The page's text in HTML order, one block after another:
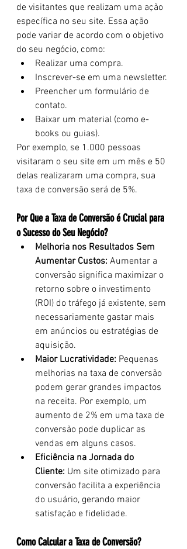
de visitantes que realizam uma ação
específica no seu site. Essa ação
pode variar de acordo com o objetivo
do seu negócio, como:
Realizar uma compra.
Inscrever-se em uma newsletter.
Preencher um formulário de
contato.
Baixar um material (como e-
books ou guias).
Por exemplo, se 1.000 pessoas
visitaram o seu site em um mês e 50
delas realizaram uma compra, sua
taxa de conversão será de 5%.
Por Que a Taxa de Conversão é Crucial para
o Sucesso do Seu Negócio?
Melhoria nos Resultados Sem
Aumentar Custos: Aumentar a
conversão significa maximizar o
retorno sobre o investimento
(ROI) do tráfego já existente, sem
necessariamente gastar mais
em anúncios ou estratégias de
aquisição.
Maior Lucratividade: Pequenas
melhorias na taxa de conversão
podem gerar grandes impactos
na receita. Por exemplo, um
aumento de 2% em uma taxa de
conversão pode duplicar as
vendas em alguns casos.
Eficiência na Jornada do
Cliente: Um site otimizado para
conversão facilita a experiência
do usuário, gerando maior
satisfação e fidelidade.
Como Calcular a Taxa de Conversão?